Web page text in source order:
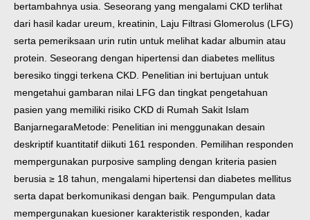
bertambahnya usia. Seseorang yang mengalami CKD terlihat
dari hasil kadar ureum, kreatinin, Laju Filtrasi Glomerolus (LFG)
serta pemeriksaan urin rutin untuk melihat kadar albumin atau
protein. Seseorang dengan hipertensi dan diabetes mellitus
beresiko tinggi terkena CKD. Penelitian ini bertujuan untuk
mengetahui gambaran nilai LFG dan tingkat pengetahuan
pasien yang memiliki risiko CKD di Rumah Sakit Islam
BanjarnegaraMetode: Penelitian ini menggunakan desain
deskriptif kuantitatif diikuti 161 responden. Pemilihan responden
mempergunakan purposive sampling dengan kriteria pasien
berusia ≥ 18 tahun, mengalami hipertensi dan diabetes mellitus
serta dapat berkomunikasi dengan baik. Pengumpulan data
mempergunakan kuesioner karakteristik responden, kadar